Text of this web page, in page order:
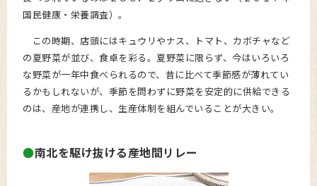
国民健康・栄養調査）。
この時期、店頭にはキュウリやナス、トマト、カボチャなど
の夏野菜が並び、食卓を彩る。夏野菜に限らず、今はいろいろ
な野菜が一年中食べられるので、昔に比べて季節感が薄れてい
るかもしれないが、季節を問わずに野菜を安定的に供給できる
のは、産地が連携し、生産体制を組んでいることが大きい。
南北を駆け抜ける産地間リレー